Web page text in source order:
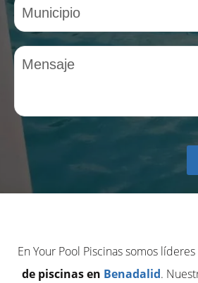
En Your Pool Piscinas somos
de piscinas en Benadalid.